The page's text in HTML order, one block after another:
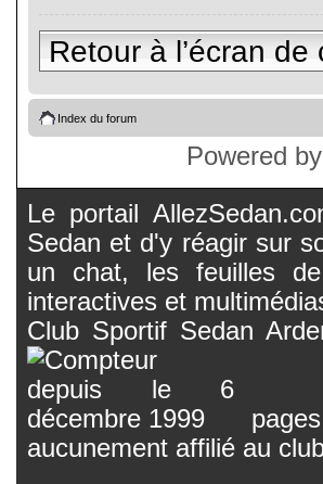
Retour à l’écran de
Index du forum
Powered by
Le portail
Sedan et d'y réagir sur
un chat, les feuilles
interactives et
Club Sportif Sedan
aucunement affilié au